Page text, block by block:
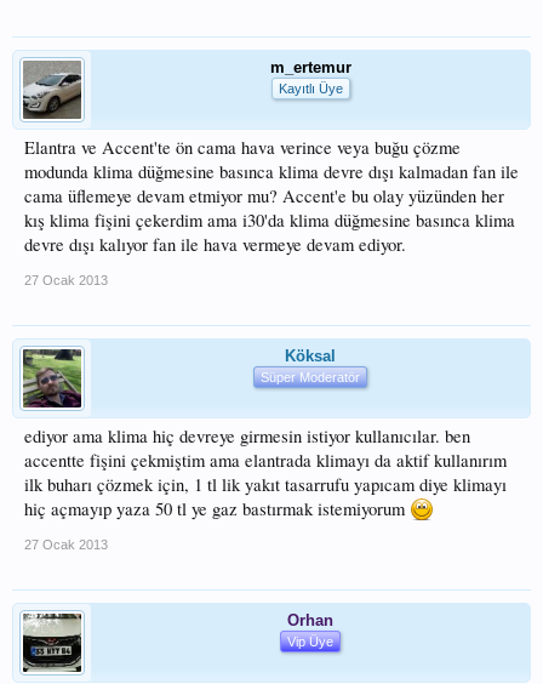
m_ertemur
Kayıtlı Üye
Elantra ve Accent'te ön cama hava verince veya buğu çözme
modunda klima düğmesine basınca klima devre dışı kalmadan fan ile
cama üflemeye devam etmiyor mu? Accent'e bu olay yüzünden her
kış klima fişini çekerdim ama i30'da klima düğmesine basınca klima
devre dışı kalıyor fan ile hava vermeye devam ediyor.
27 Ocak 2013
Köksal
Süper Moderatör
ediyor ama klima hiç devreye girmesin istiyor kullanıcılar. ben
accentte fişini çekmiştim ama elantrada klimayı da aktif kullanırım
ilk buharı çözmek için, 1 tl lik yakıt tasarrufu yapıcam diye klimayı
hiç açmayıp yaza 50 tl ye gaz bastırmak istemiyorum
27 Ocak 2013
Orhan
Vip Üye